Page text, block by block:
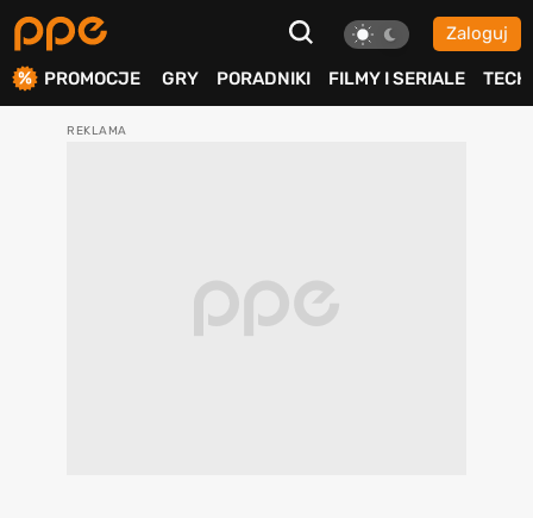
Zaloguj
PROMOCJE GRY PORADNIKI FILMY I SERIALE TECH